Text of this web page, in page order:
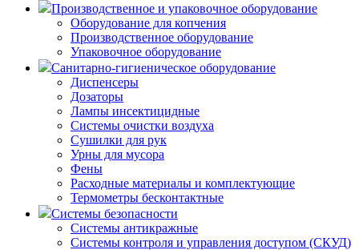
Производственное и упаковочное оборудование
Оборудование для копчения
Производственное оборудование
Упаковочное оборудование
Санитарно-гигиеническое оборудование
Диспенсеры
Дозаторы
Лампы инсектицидные
Системы очистки воздуха
Сушилки для рук
Урны для мусора
Фены
Расходные материалы и комплектующие
Термометры бесконтактные
Системы безопасности
Системы антикражные
Системы контроля и управления доступом (СКУД)